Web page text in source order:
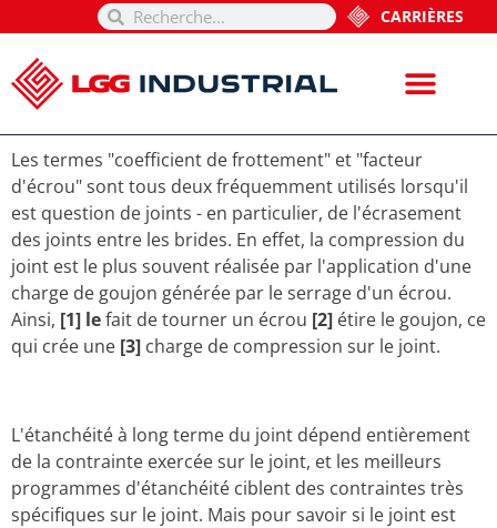
CARRIÈRES
Les termes "coefficient de frottement" et "facteur
d'écrou" sont tous deux fréquemment utilisés lorsqu'il
est question de joints - en particulier, de l'écrasement
des joints entre les brides. En effet, la compression du
joint est le plus souvent réalisée par l'application d'une
charge de goujon générée par le serrage d'un écrou.
Ainsi, [1] lefait de tourner un écrou [2] étire le goujon, ce
qui crée une [3] charge de compression sur le joint.
L'étanchéité à long terme du joint dépend entièrement
de la contrainte exercée sur le joint, et les meilleurs
programmes d'étanchéité ciblent des contraintes très
spécifiques sur le joint. Mais pour savoir si le joint est